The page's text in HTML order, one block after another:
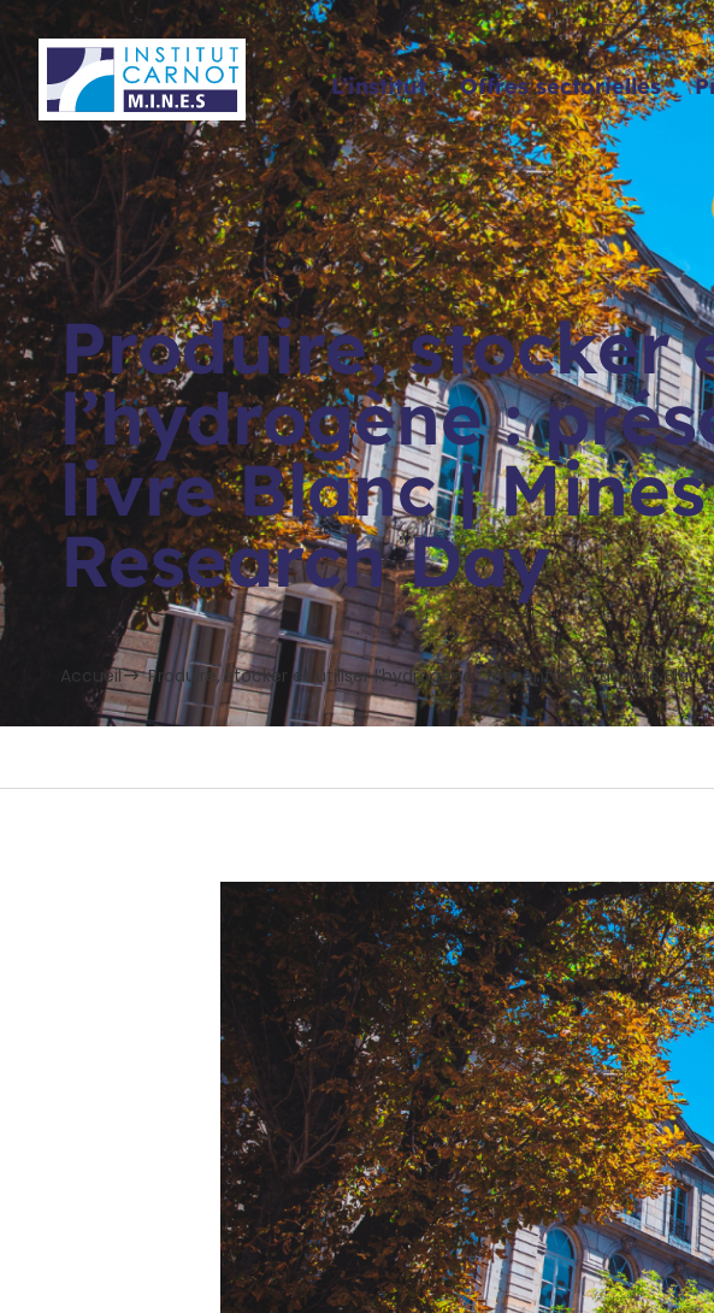
L’institut Offres sectorielles
Produire, stocker
l’hydrogène :
livre Blanc |
Research Day
Accueil Produire, stocker et utiliser l’hydrogène : présentation du livre Blanc
Panneau de gestion des cookies